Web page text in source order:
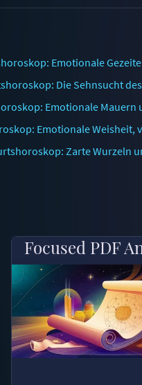
Emotionale
Die Sehnsucht
Emotionale Mauern
Emotionale Weisheit,
Zarte Wurzeln
Focused PDF